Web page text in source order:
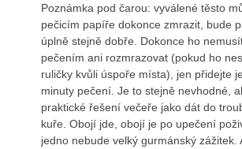
Poznámka pod čarou: vyválené těsto
pečicím papíře dokonce zmrazit, bude
úplně stejně dobře. Dokonce ho
pečením ani rozmrazovat (pokud ho
ruličky kvůli úspoře místa), jen přidejte
minuty pečení. Je to stejně nevhodné,
praktické řešení večeře jako dát do
kuře. Obojí jde, obojí je po upečení
jedno nebude velký gurmánský zážitek.